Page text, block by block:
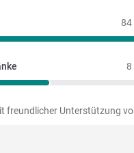
84
8
freundlicher Unterstützung